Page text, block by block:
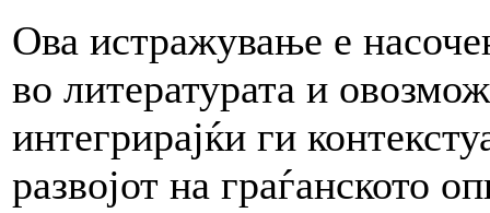
Ова истражување е
во литературата и
интегрирајќи ги
развојот на граѓанското